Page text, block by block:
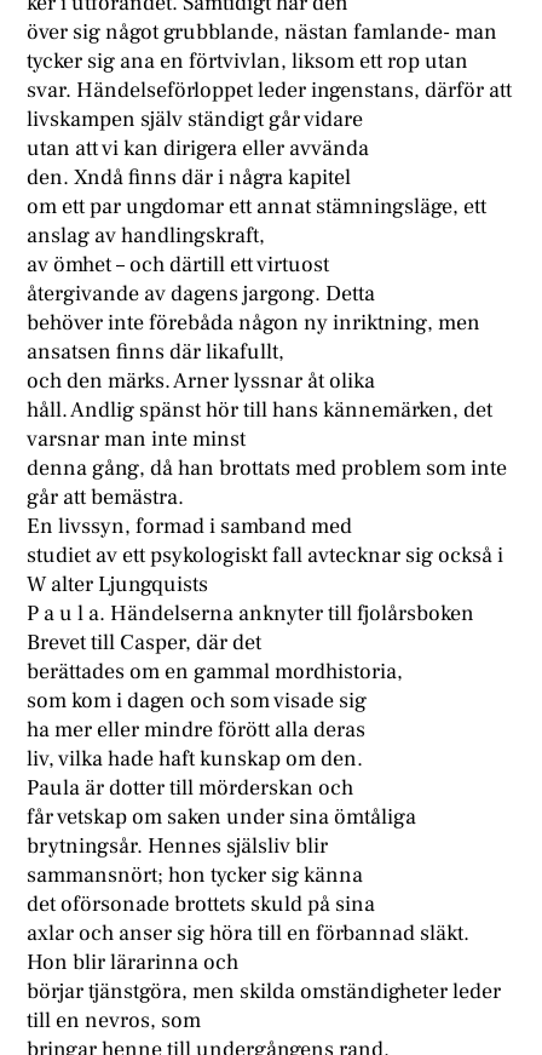
över sig något grubblande, nästan famlande- man
tycker sig ana en förtvivlan, liksom ett rop utan
svar. Händelseförloppet leder ingenstans, därför att
livskampen själv ständigt går vidare
utan att vi kan dirigera eller avvända
den. Xndå finns där i några kapitel
om ett par ungdomar ett annat stämningsläge, ett
anslag av handlingskraft,
av ömhet – och därtill ett virtuost
återgivande av dagens jargong. Detta
behöver inte förebåda någon ny inriktning, men
ansatsen finns där likafullt,
och den märks. Arner lyssnar åt olika
håll. Andlig spänst hör till hans kännemärken, det
varsnar man inte minst
denna gång, då han brottats med problem som inte
går att bemästra.
En livssyn, formad i samband med
studiet av ett psykologiskt fall avtecknar sig också i
W alter Ljungquists
P a u l a. Händelserna anknyter till fjolårsboken
Brevet till Casper, där det
berättades om en gammal mordhistoria,
som kom i dagen och som visade sig
ha mer eller mindre förött alla deras
liv, vilka hade haft kunskap om den.
Paula är dotter till mörderskan och
får vetskap om saken under sina ömtåliga
brytningsår. Hennes själsliv blir
sammansnört; hon tycker sig känna
det oförsonade brottets skuld på sina
axlar och anser sig höra till en förbannad släkt.
Hon blir lärarinna och
börjar tjänstgöra, men skilda omständigheter leder
till en nevros, som